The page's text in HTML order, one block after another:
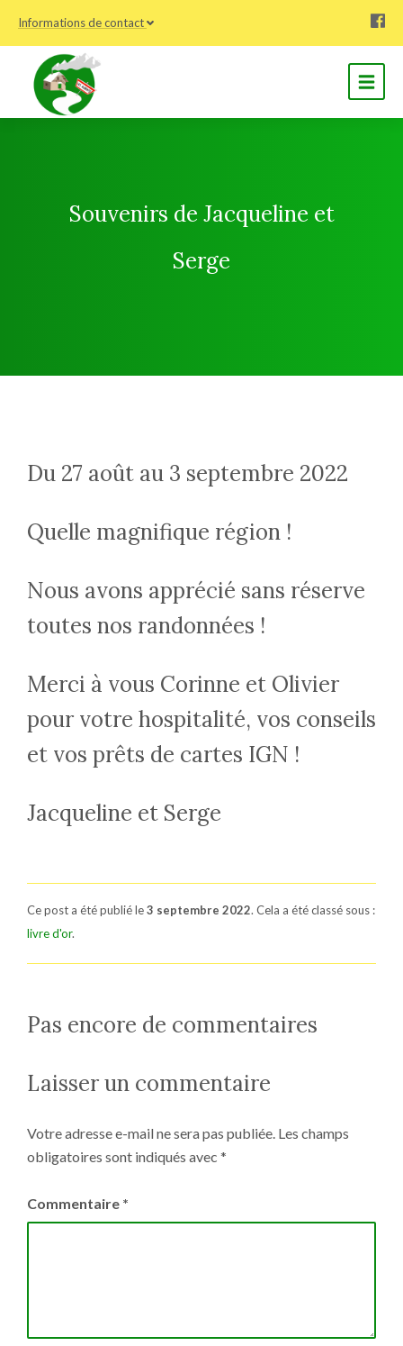
Informations de contact
Souvenirs de Jacqueline et
Serge
Du 27 août au 3 septembre 2022
Quelle magnifique région !
Nous avons apprécié sans réserve
toutes nos randonnées !
Merci à vous Corinne et Olivier
pour votre hospitalité, vos conseils
et vos prêts de cartes IGN !
Jacqueline et Serge
Ce post a été publié le3 septembre 2022. Cela a été classé sous :
livre d'or.
Pas encore de commentaires
Laisser un commentaire
Votre adresse e-mail ne sera pas publiée. Les champs
obligatoires sont indiqués avec *
Commentaire *